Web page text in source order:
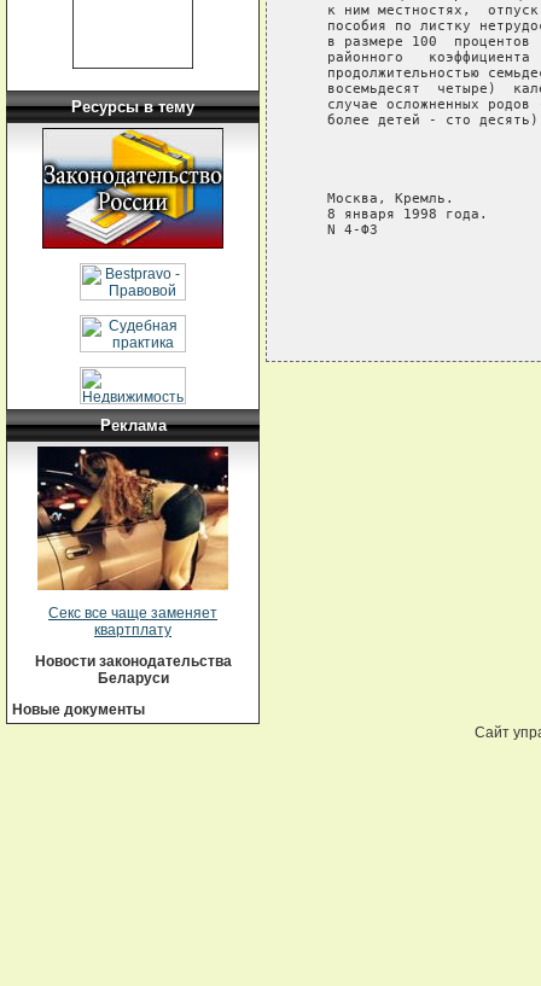
Ресурсы в тему
Реклама
Секс все чаще заменяет
квартплату
Новости законодательства
Беларуси
Новые документы
к ним местностях,
пособия по листку
в размере 100  процентов
районного   коэффициента
продолжительностью
восемьдесят  четыре)
случае осложненных родов
более детей - сто
   Москва, Кремль.
   8 января 1998 года.
   N 4-ФЗ
Сайт